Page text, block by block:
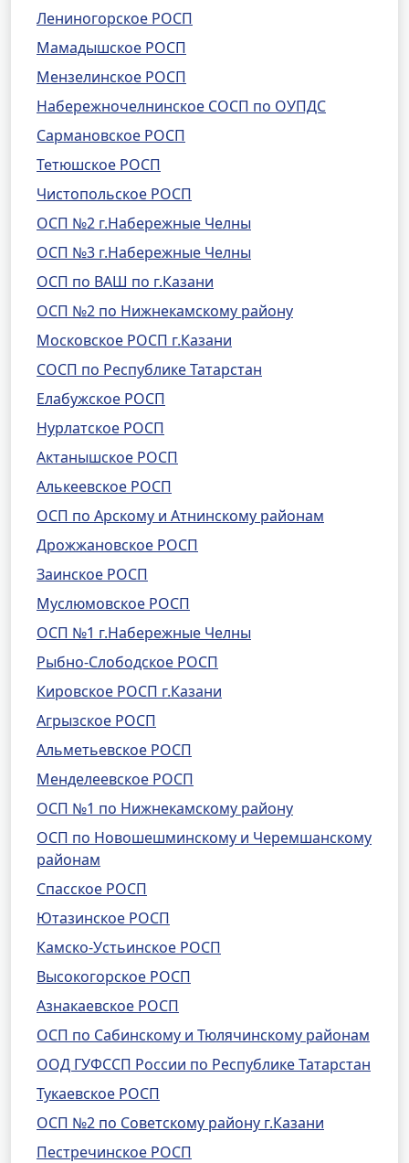
Лениногорское РОСП
Мамадышское РОСП
Мензелинское РОСП
Набережночелнинское СОСП по ОУПДС
Сармановское РОСП
Тетюшское РОСП
Чистопольское РОСП
ОСП №2 г.Набережные Челны
ОСП №3 г.Набережные Челны
ОСП по ВАШ по г.Казани
ОСП №2 по Нижнекамскому району
Московское РОСП г.Казани
СОСП по Республике Татарстан
Елабужское РОСП
Нурлатское РОСП
Актанышское РОСП
Алькеевское РОСП
ОСП по Арскому и Атнинскому районам
Дрожжановское РОСП
Заинское РОСП
Муслюмовское РОСП
ОСП №1 г.Набережные Челны
Рыбно-Слободское РОСП
Кировское РОСП г.Казани
Агрызское РОСП
Альметьевское РОСП
Менделеевское РОСП
ОСП №1 по Нижнекамскому району
ОСП по Новошешминскому и Черемшанскому
районам
Спасское РОСП
Ютазинское РОСП
Камско-Устьинское РОСП
Высокогорское РОСП
Азнакаевское РОСП
ОСП по Сабинскому и Тюлячинскому районам
ООД ГУФССП России по Республике Татарстан
Тукаевское РОСП
ОСП №2 по Советскому району г.Казани
Пестречинское РОСП